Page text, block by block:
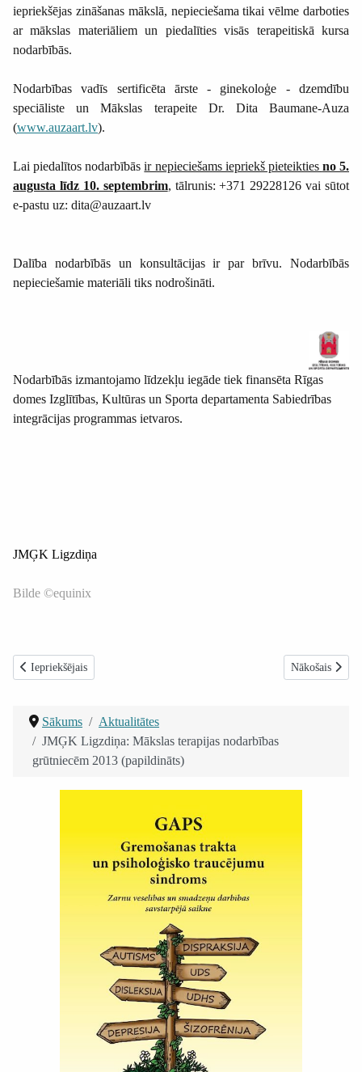
iepriekšējas zināšanas mākslā, nepieciešama tikai vēlme darboties
ar mākslas materiāliem un piedalīties visās terapeitiskā kursa
nodarbībās.
Nodarbības vadīs sertificēta ārste - ginekoloģe - dzemdību
speciāliste un Mākslas terapeite Dr. Dita Baumane-Auza
(www.auzaart.lv).
Lai piedalītos nodarbībāsir nepieciešams iepriekš pieteikties no 5.
augusta līdz 10. septembrim, tālrunis: +371 29228126 vai sūtot
e-pastu uz: dita@auzaart.lv
Dalība nodarbībās un konsultācijas ir par brīvu. Nodarbībās
nepieciešamie materiāli tiks nodrošināti.
Nodarbībās izmantojamo līdzekļu iegāde tiek finansēta Rīgas
domes Izglītības, Kultūras un Sporta departamenta Sabiedrības
integrācijas programmas ietvaros.
JMĢK Ligzdiņa
Bilde ©equinix
Iepriekšējais raksts: Izveido apsveikumu un piedalies bērnu zīmējumu
Iepriekšējais Nākamais
Nākošais
Sākums
Aktualitātes
JMĢK Ligzdiņa: Mākslas terapijas nodarbības
grūtniecēm 2013 (papildināts)